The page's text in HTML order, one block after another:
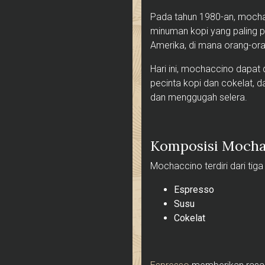
Pada tahun 1980-an,
minuman kopi yang paling
Amerika, di mana orang-
Hari ini, mochaccino dapat
pecinta kopi dan cokelat,
dan menggugah selera.
Komposisi
Mochaccino terdiri dari
Espresso
Susu
Cokelat